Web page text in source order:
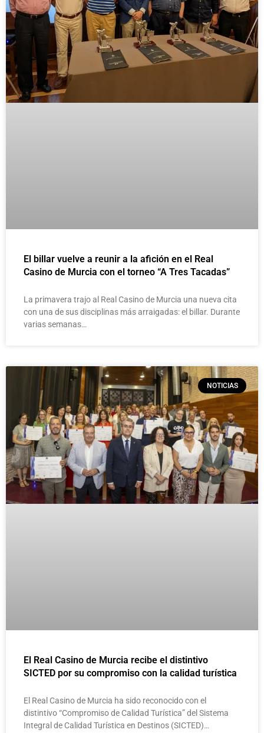
El billar vuelve a reunir a la afición en el Real
Casino de Murcia con el torneo “A Tres Tacadas”
La primavera trajo al Real Casino de Murcia una nueva cita
con una de sus disciplinas más arraigadas: el billar. Durante
varias semanas…
NOTICIAS
El Real Casino de Murcia recibe el distintivo
SICTED por su compromiso con la calidad turística
El Real Casino de Murcia ha sido reconocido con el
distintivo “Compromiso de Calidad Turística” del Sistema
Integral de Calidad Turística en Destinos (SICTED)…